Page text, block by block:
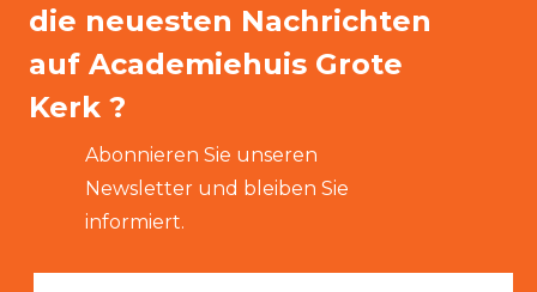
die neuesten Nachrichten
auf Academiehuis Grote
Kerk ?
Abonnieren Sie unseren
Newsletter und bleiben Sie
informiert.